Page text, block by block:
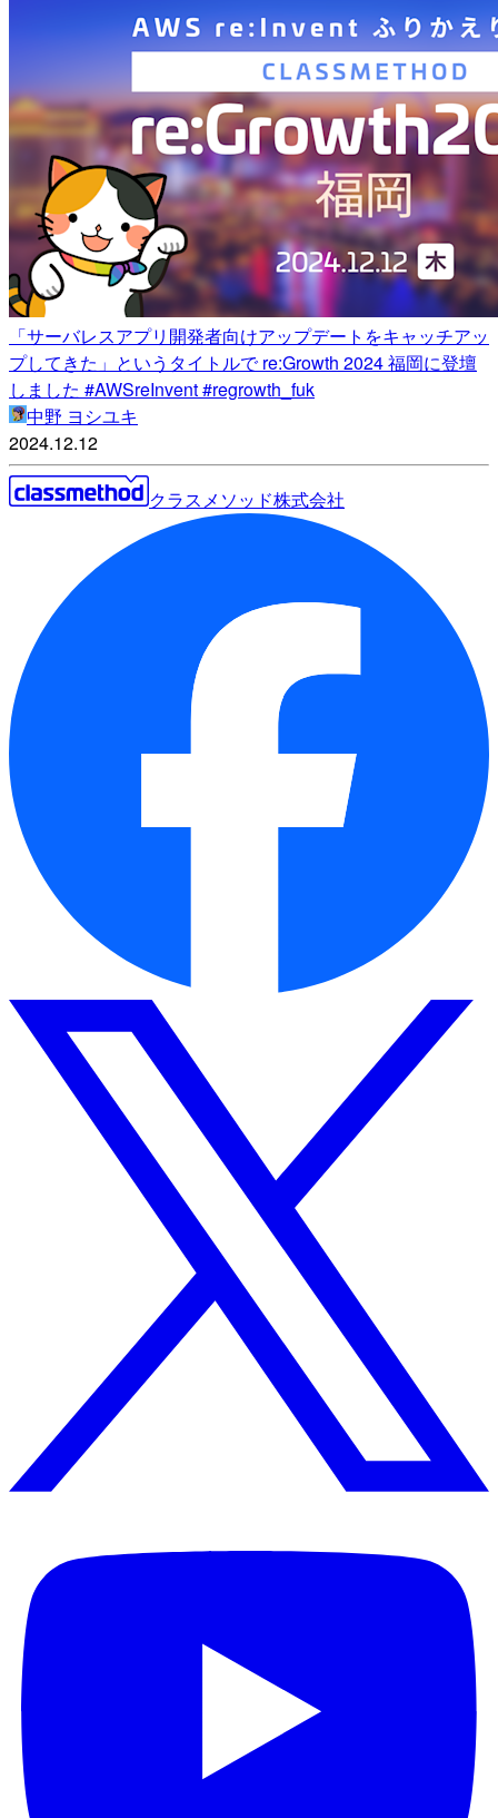
「サーバレスアプリ開発者向けアップデートをキャッチアッ
プしてきた」というタイトルで re:Growth 2024 福岡に登壇
しました #AWSreInvent #regrowth_fuk
中野 ヨシユキ
2024.12.12
クラスメソッド株式会社